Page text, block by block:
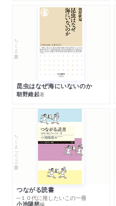
ちくま新書
昆虫はなぜ海にいないのか
朝野維起著
ちくまプリマー新書
つながる読書
─１０代に推したいこの一冊
小池陽慈編